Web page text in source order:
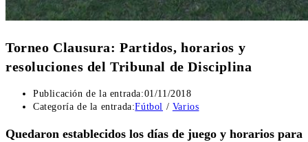
Torneo Clausura: Partidos, horarios y
resoluciones del Tribunal de Disciplina
Publicación de la entrada:01/11/2018
Categoría de la entrada:Fútbol / Varios
Quedaron establecidos los días de juego y horarios para